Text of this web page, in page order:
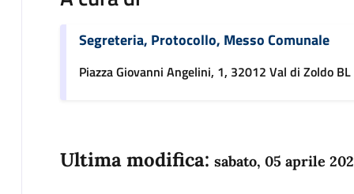
Segreteria, Protocollo, Messo Comunale
Piazza Giovanni Angelini, 1, 32012 Val di Zoldo BL
Ultima modifica: sabato, 05 aprile